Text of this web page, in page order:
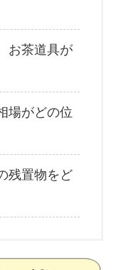
お茶道具が
場がどの位
残置物をど